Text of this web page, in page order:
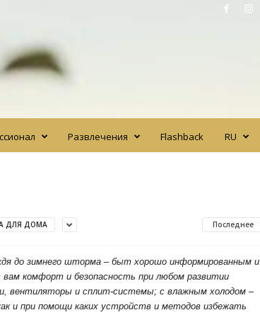
Развлечения Flashback RU
ДЛЯ ДОМА Последнее
до зимнего шторма – быт хорошо информированным и
комфорт и безопасность при любом развитии
вентиляторы и сплит-системы; с влажным холодом –
и при помощи каких устройств и методов избежать